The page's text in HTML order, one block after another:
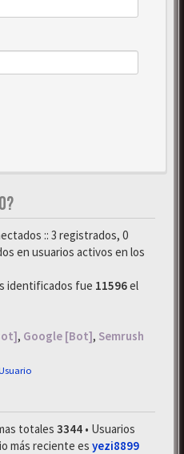
:: 3 registrados, 0
en usuarios activos en los
identificados fue 11596el
, Google [Bot], Semrush
totales 3344 • Usuarios
más reciente es yezi8899